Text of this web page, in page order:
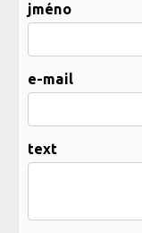
jméno
e-mail
text